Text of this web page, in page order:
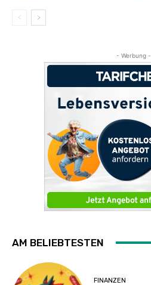
- Werbung -
AM BELIEBTESTEN
FINANZEN